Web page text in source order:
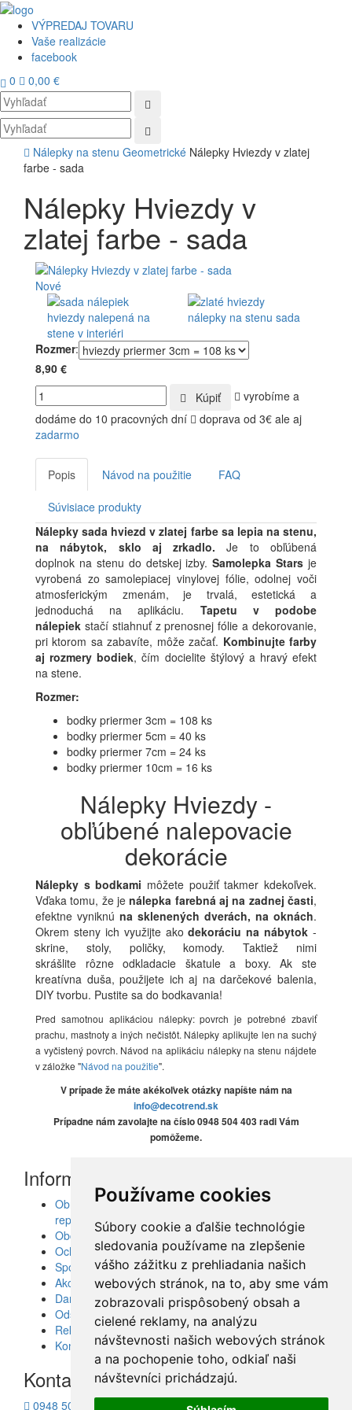
Používame cookies
Súbory cookie a ďalšie technológie
sledovania používame na zlepšenie
vášho zážitku z prehliadania našich
webových stránok, na to, aby sme vám
zobrazovali prispôsobený obsah a
cielené reklamy, na analýzu
návštevnosti našich webových stránok
a na pochopenie toho, odkiaľ naši
návštevníci prichádzajú.
VÝPREDAJ TOVARU
Vaše realizácie
facebook
0 0,00 €
Nálepky na stenu Geometrické Nálepky Hviezdy v zlatej
farbe - sada
Nálepky Hviezdy v
zlatej farbe - sada
Nové
Rozmer:
8,90 €
Kúpiť
vyrobíme a
dodáme do 10 pracovných dní
doprava od 3€ ale aj
zadarmo
Popis Návod na použitie FAQ
Súvisiace produkty
Nálepky sada hviezd v zlatej farbe sa lepia na stenu,
na nábytok, sklo aj zrkadlo.Je to obľúbená
doplnok na stenu do detskej izby. Samolepka Stars je
vyrobená zo samolepiacej vinylovej fólie, odolnej voči
atmosferickým zmenám, je trvalá, estetická a
jednoduchá na aplikáciu. Tapetu v podobe
nálepiek stačí stiahnuť z prenosnej fólie a dekorovanie,
pri ktorom sa zabavíte, môže začať. Kombinujte farby
aj rozmery bodiek, čím docielite štýlový a hravý efekt
na stene.
Rozmer:
bodky priermer 3cm = 108 ks
bodky priermer 5cm = 40 ks
bodky priermer 7cm = 24 ks
bodky priermer 10cm = 16 ks
Nálepky Hviezdy -
obľúbené nalepovacie
dekorácie
Nálepky s bodkami môžete použiť takmer kdekoľvek.
Vďaka tomu, že jenálepka farebná aj na zadnej časti,
efektne vyniknú na sklenených dverách, na oknách.
Okrem steny ich využijte akodekoráciu na nábytok -
skrine, stoly, poličky, komody. Taktiež nimi
skrášlite rôzne odkladacie škatule a boxy. Ak ste
kreatívna duša, použijete ich aj na darčekové balenia,
DIY tvorbu. Pustite sa do bodkavania!
Pred samotnou aplikáciou nálepky: povrch je potrebné zbaviť
prachu, mastnoty a iných nečistôt. Nálepky aplikujte len na suchý
a vyčistený povrch. Návod na aplikáciu nálepky na stenu nájdete
v záložke "Návod na použitie".
V prípade že máte akékoľvek otázky napíšte nám na
info@decotrend.sk
Prípadne nám zavolajte na číslo 0948 504 403 radi Vám
pomôžeme.
Informácie
Obrazy, nálepky, fototapety, šablóny, dekorácie,
reprodukcie
Obchodné podmienky
Ochrana osobných údajov
Spolupráca
Akcie a Doručenie
Darčekové poukážky
Odstúpenie od zmluvy - vrátenie tovaru
Reklamácia tovaru
Kontakt
Kontakt
0948 504 403